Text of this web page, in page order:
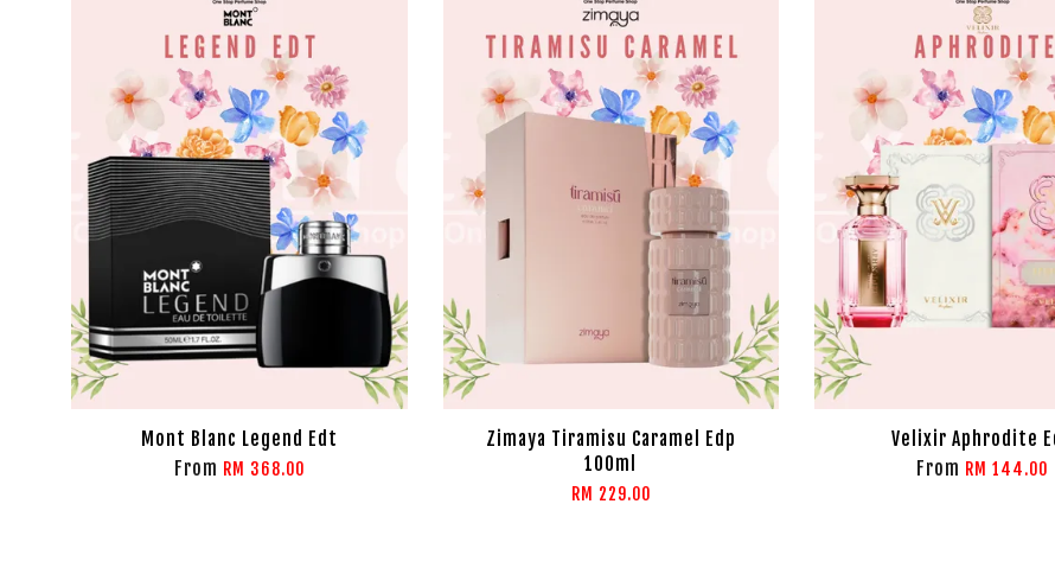
Mont Blanc Legend Edt
From RM 368.00
Zimaya Tiramisu Caramel Edp
100ml
RM 229.00
Velixir Aphrodite
From RM 144.00